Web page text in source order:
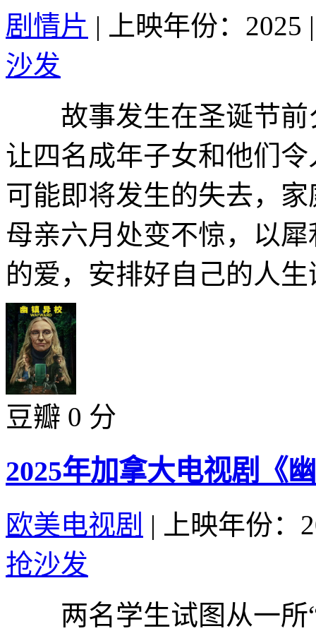
剧情片 | 上映年份：2025 |
沙发
故事发生在圣诞节前
让四名成年子女和他们
可能即将发生的失去，
母亲六月处变不惊，以
的爱，安排好自己的人
豆瓣 0 分
2025年加拿大电视剧《
欧美电视剧 |
上映年份：
抢沙发
两名学生试图从一所“